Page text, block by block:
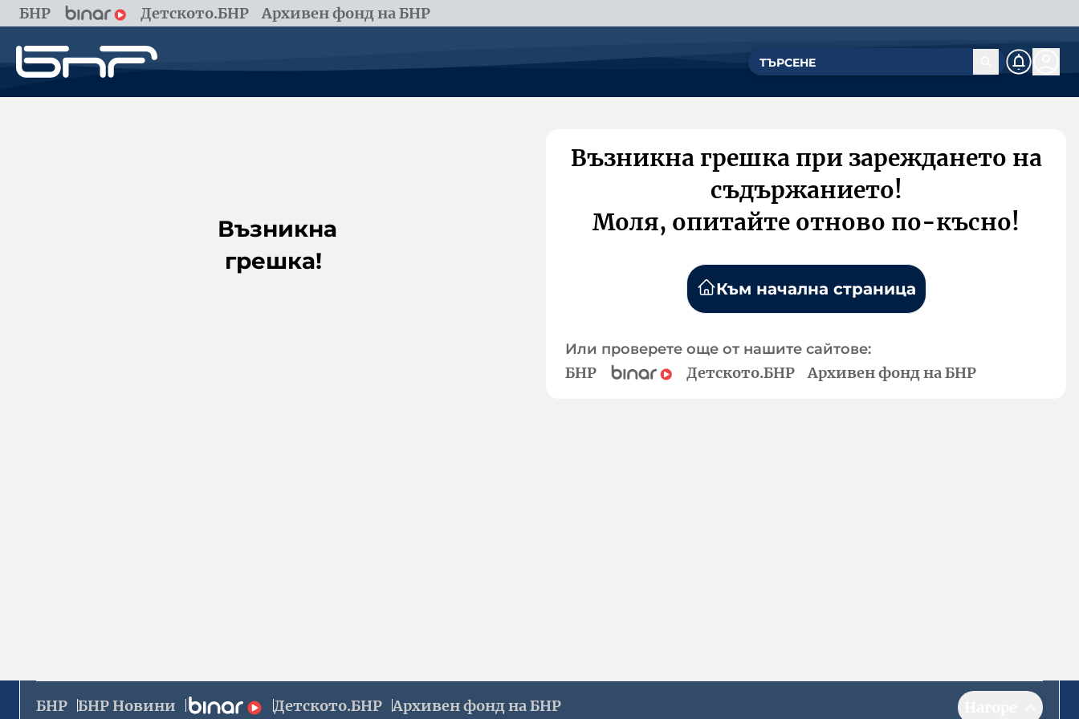
БНР Детското.БНР Архивен фонд на БНР
Възникна
грешка!
Възникна грешка при зареждането на
съдържанието!
Моля, опитайте отново по-късно!
Към начална страница
Или проверете още от нашите сайтове:
БНР Детското.БНР Архивен фонд на БНР
БНР БНР Новини Детското.БНР Архивен фонд на БНР